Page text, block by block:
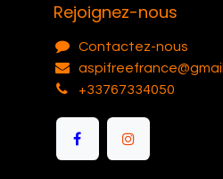
Rejoignez-nous
Contactez-nous
+33767334050